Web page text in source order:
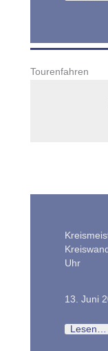
Tourenfahren
Uhr
13. Juni
Lesen…